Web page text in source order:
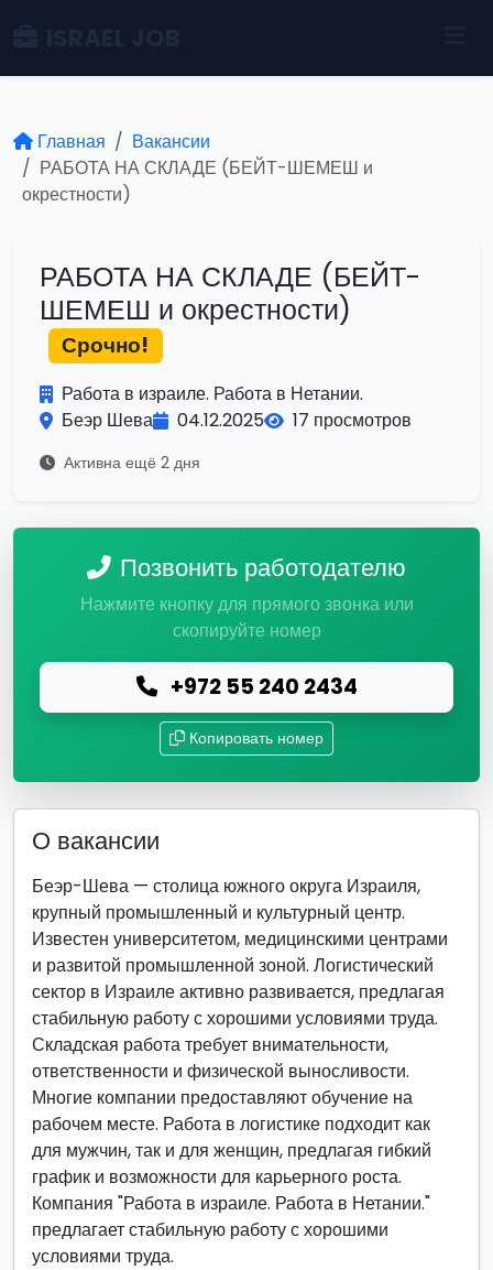
Главная
Вакансии
РАБОТА НА СКЛАДЕ (БЕЙТ-ШЕМЕШ и
окрестности)
РАБОТА НА СКЛАДЕ (БЕЙТ-
ШЕМЕШ и окрестности)
Срочно!
Работа в израиле. Работа в Нетании.
Беэр Шева
04.12.2025 17 просмотров
Активна ещё 2 дня
Позвонить работодателю
Нажмите кнопку для прямого звонка или
скопируйте номер
+972 55 240 2434
Копировать номер
О вакансии
Беэр-Шева — столица южного округа Израиля,
крупный промышленный и культурный центр.
Известен университетом, медицинскими центрами
и развитой промышленной зоной. Логистический
сектор в Израиле активно развивается, предлагая
стабильную работу с хорошими условиями труда.
Складская работа требует внимательности,
ответственности и физической выносливости.
Многие компании предоставляют обучение на
рабочем месте. Работа в логистике подходит как
для мужчин, так и для женщин, предлагая гибкий
график и возможности для карьерного роста.
Компания "Работа в израиле. Работа в Нетании."
предлагает стабильную работу с хорошими
условиями труда.